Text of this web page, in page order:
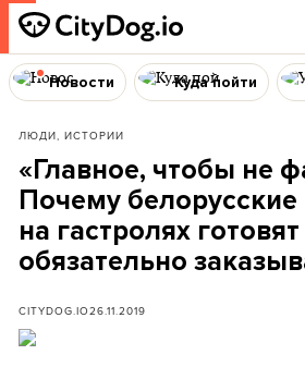
Новости Куда пойти
ЛЮДИ, ИСТОРИИ
«Главное, чтобы не
Почему
на гастролях
обязательно
CITYDOG.IO26.11.2019